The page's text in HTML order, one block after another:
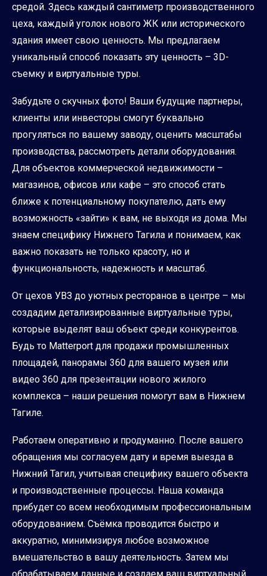
средой. Здесь каждый сантиметр производственного
цеха, каждый уголок нового ЖК или исторического
здания имеет свою ценность. Мы предлагаем
уникальный способ показать эту ценность – 3D-
съемку и виртуальные туры.
Забудьте о скучных фото! Ваши будущие партнеры,
клиенты или инвесторы смогут буквально
прогуляться по вашему заводу, оценить масштабы
производства, рассмотреть детали оборудования.
Для объектов коммерческой недвижимости –
магазинов, офисов или кафе – это способ стать
ближе к потенциальному покупателю, дать ему
возможность «зайти» к вам, не выходя из дома. Мы
знаем специфику Нижнего Тагила и понимаем, как
важно показать не только красоту, но и
функциональность, надежность и масштаб.
От цехов УВЗ до уютных ресторанов в центре – мы
создадим детализированные виртуальные туры,
которые выделят ваш объект среди конкурентов.
Будь то Matterport для продажи промышленных
площадей, панорамы 360 для вашего музея или
видео 360 для презентации нового жилого
комплекса – наши решения помогут вам в Нижнем
Тагиле.
Работаем оперативно и продуманно. После вашего
обращения мы согласуем дату и время выезда в
Нижний Тагил, учитывая специфику вашего объекта
и производственные процессы. Наша команда
прибудет со всем необходимым профессиональным
оборудованием. Съёмка проводится быстро и
аккуратно, минимизируя любое возможное
вмешательство в вашу деятельность. Затем мы